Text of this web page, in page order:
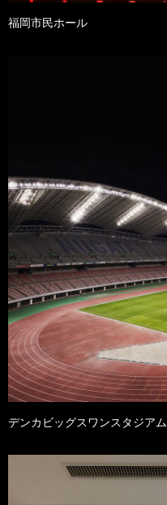
福岡市民ホール
デンカビッグスワンスタジアム